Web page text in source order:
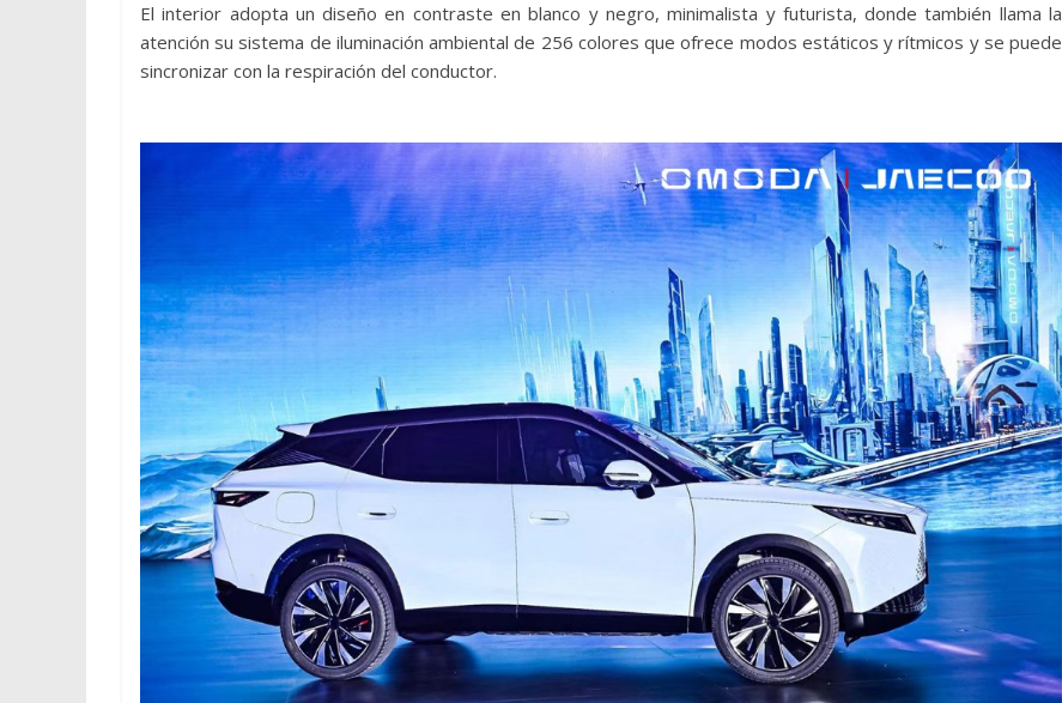
El interior adopta un diseño en contraste en blanco y negro, minimalista y futurista, donde también llama la
atención su sistema de iluminación ambiental de 256 colores que ofrece modos estáticos y rítmicos y se puede
sincronizar con la respiración del conductor.